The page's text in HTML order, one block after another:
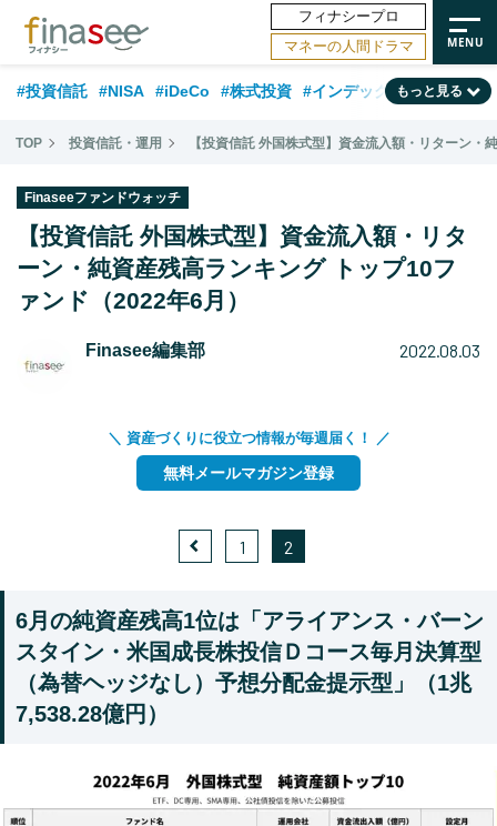
フィナシープロ
マネーの人間ドラマ
#投資信託 #NISA #iDeCo #株式投資 #インデックスファンド
#相談事例 #相続・贈与 #FP #新NISA #50代 #トレンド
#フィナンシャル・ウェルビーイング #金融用語解説
#資産運用業界 #老後 #データ・調査 #60代 #米国株
#国内株式型
もっと見る
TOP 投資信託・運用 【投資信託 外国株式型】資金流入額・リターン
Finaseeファンドウォッチ
【投資信託 外国株式型】資金流入額・リタ
ーン・純資産残高ランキング トップ10フ
ァンド（2022年6月）
Finasee編集部 2022.08.03
＼ 資産づくりに役立つ情報が毎週届く！ ／
無料メールマガジン登録
1 2
6月の純資産残高1位は「アライアンス・バーン
スタイン・米国成長株投信Ｄコース毎月決算型
（為替ヘッジなし）予想分配金提示型」（1兆
7,538.28億円）